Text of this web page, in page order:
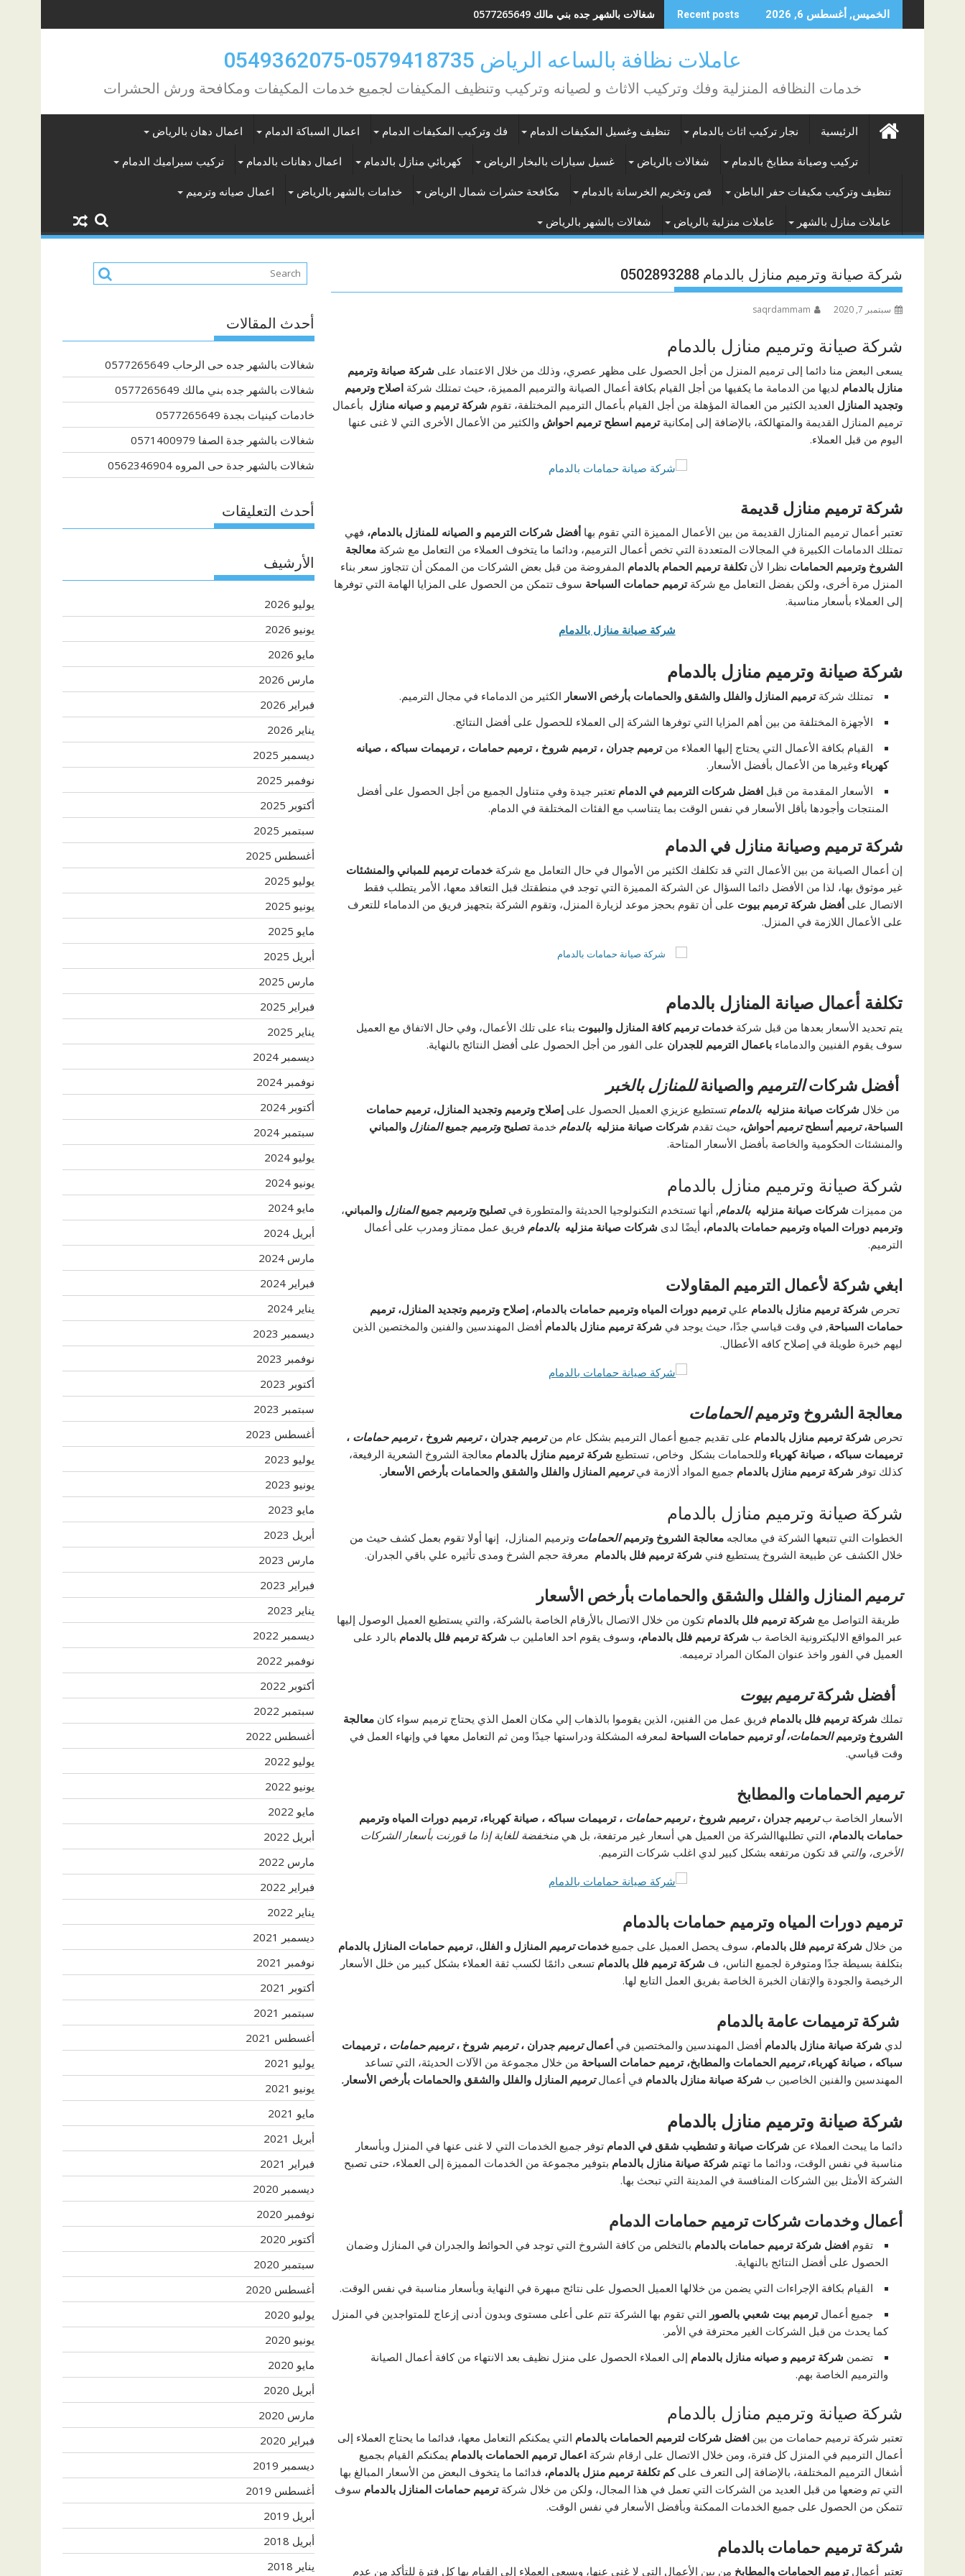
to
الخميس, أغسطس 6, 2026 Recent posts شغالات بالشهر جده بني مالك 0577265649
عاملات نظافة بالساعه الرياض 0579418735-0549362075
خدمات النظافه المنزلية وفك وتركيب الاثاث و لصيانه وتركيب وتنظيف المكيفات لجميع خدمات المكيفات ومكافحة ورش الحشرات
الرئيسية نجار تركيب اثاث بالدمام تنظيف وغسيل المكيفات الدمام فك وتركيب المكيفات الدمام اعمال السباكة الدمام اعمال دهان بالرياض
تركيب وصيانة مطابخ بالدمام شغالات بالرياض غسيل سيارات بالبخار الرياض كهربائي منازل بالدمام اعمال دهانات بالدمام تركيب سيراميك الدمام
تنظيف وتركيب مكيفات حفر الباطن قص وتخريم الخرسانة بالدمام مكافحة حشرات شمال الرياض خدامات بالشهر بالرياض اعمال صيانه وترميم
عاملات منازل بالشهر عاملات منزلية بالرياض شغالات بالشهر بالرياض
شركة صيانة وترميم منازل بالدمام 0502893288
سبتمبر 7, 2020 saqrdammam
شركة صيانة وترميم منازل بالدمام
يسعى البعض منا دائما إلى ترميم المنزل من أجل الحصول على مظهر عصري، وذلك من خلال الاعتماد على شركة صيانة وترميم
منازل بالدمام لديها من الدمامة ما يكفيها من أجل القيام بكافة أعمال الصيانة والترميم المميزة، حيث تمتلك شركة اصلاح وترميم
وتجديد المنازل العديد الكثير من العمالة المؤهلة من أجل القيام بأعمال الترميم المختلفة، تقوم شركة ترميم و صيانه منازل بأعمال
ترميم المنازل القديمة والمتهالكة، بالإضافة إلى إمكانيةترميم اسطح ترميم احواش والكثير من الأعمال الأخرى التي لا غنى عنها
اليوم من قبل العملاء.
شركة ترميم منازل قديمة
تعتبر أعمال ترميم المنازل القديمة من بين الأعمال المميزة التي تقوم بها أفضل شركات الترميم و الصيانه للمنازل بالدمام، فهي
تمتلك الدمامات الكبيرة في المجالات المتعددة التي تخص أعمال الترميم، ودائما ما يتخوف العملاء من التعامل مع شركة معالجة
الشروخ وترميم الحمامات نظرا لأنتكلفة ترميم الحمام بالدمام المفروضة من قبل بعض الشركات من الممكن أن تتجاوز سعر بناء
المنزل مرة أخرى، ولكن بفضل التعامل مع شركةترميم حمامات السباحة سوف تتمكن من الحصول على المزايا الهامة التي توفرها
إلى العملاء بأسعار مناسبة.
شركة صيانة منازل بالدمام
شركة صيانة وترميم منازل بالدمام
تمتلك شركةترميم المنازل والفلل والشقق والحمامات بأرخص الاسعار الكثير من الدماماء في مجال الترميم.
الأجهزة المختلفة من بين أهم المزايا التي توفرها الشركة إلى العملاء للحصول على أفضل النتائج.
القيام بكافة الأعمال التي يحتاج إليها العملاء منترميم جدران ، ترميم شروخ ، ترميم حمامات ، ترميمات سباكه ، صيانه
كهرباء وغيرها من الأعمال بأفضل الأسعار.
الأسعار المقدمة من قبل افضل شركات الترميم في الدمام تعتبر جيدة وفي متناول الجميع من أجل الحصول على أفضل
المنتجات وأجودها بأقل الأسعار في نفس الوقت بما يتناسب مع الفئات المختلفة في الدمام.
شركة ترميم وصيانة منازل في الدمام
إن أعمال الصيانة من بين الأعمال التي قد تكلفك الكثير من الأموال في حال التعامل مع شركة خدمات ترميم للمباني والمنشئات
غير موثوق بها، لذا من الأفضل دائما السؤال عن الشركة المميزة التي توجد في منطقتك قبل التعاقد معها، الأمر يتطلب فقط
الاتصال على أفضل شركة ترميم بيوت على أن تقوم بحجز موعد لزيارة المنزل، وتقوم الشركة بتجهيز فريق من الدماماء للتعرف
على الأعمال اللازمة في المنزل.
تكلفة أعمال صيانة المنازل بالدمام
يتم تحديد الأسعار بعدها من قبل شركة خدمات ترميم كافة المنازل والبيوت بناء على تلك الأعمال، وفي حال الاتفاق مع العميل
سوف يقوم الفنيين والدماماء باعمال الترميم للجدران على الفور من أجل الحصول على أفضل النتائج بالنهاية.
أفضل شركاتالترميم والصيانةللمنازل بالخبر
من خلال شركات صيانة منزليه بالدمام تستطيع عزيزي العميل الحصول على إصلاح وترميم وتجديد المنازل، ترميم حمامات
السباحة،ترميم أسطحترميم أحواش، حيث تقدم شركات صيانة منزليه بالدمام خدمةتصليحوترميم جميعالمنازل والمباني
والمنشئات الحكومية والخاصة بأفضل الأسعار المتاحة.
شركة صيانة وترميم منازل بالدمام
من مميزات شركات صيانة منزليه بالدمام, أنها تستخدم التكنولوجيا الحديثة والمتطورة فيتصليحوترميم جميعالمنازل والمباني،
وترميم دورات المياه وترميم حمامات بالدمام، أيضًا لدى شركات صيانة منزليه بالدمام فريق عمل ممتاز ومدرب على أعمال
الترميم.
ابغي شركة لأعمال الترميم المقاولات
تحرص شركة ترميم منازل بالدمام عليترميم دورات المياه وترميم حمامات بالدمام، إصلاح وترميم وتجديد المنازل، ترميم
حمامات السباحة, في وقت قياسي جدًا، حيث يوجد في شركة ترميم منازل بالدمام أفضل المهندسين والفنين والمختصين الذين
ليهم خبرة طويلة في إصلاح كافه الأعطال.
معالجة الشروخ وترميمالحمامات
تحرص شركة ترميم منازل بالدمام على تقديم جميع أعمال الترميم بشكل عام منترميم جدران ،ترميم شروخ ،ترميم حمامات ،
ترميمات سباكه ، صيانة كهرباء وللحمامات بشكل وخاص، تستطيع شركة ترميم منازل بالدمام معالجة الشروخ الشعرية الرفيعة،
كذلك توفر شركة ترميم منازل بالدمام جميع المواد ألازمة فيترميم المنازل والفلل والشقق والحمامات بأرخص الأسعار.
شركة صيانة وترميم منازل بالدمام
الخطوات التي تتبعها الشركة في معالجه معالجة الشروخ وترميمالحمامات وترميم المنازل، إنها أولا تقوم بعمل كشف حيث من
خلال الكشف عن طبيعة الشروخ يستطيع فني شركة ترميم فلل بالدمام معرفة حجم الشرخ ومدى تأثيره علي باقي الجدران.
ترميم المنازل والفلل والشقق والحمامات بأرخص الأسعار
طريقة التواصل مع شركة ترميم فلل بالدمام تكون من خلال الاتصال بالأرقام الخاصة بالشركة، والتي يستطيع العميل الوصول إليها
عبر المواقع الاليكترونية الخاصة ب شركة ترميم فلل بالدمام، وسوف يقوم احد العاملين ب شركة ترميم فلل بالدمام بالرد على
العميل في الفور واخذ عنوان المكان المراد ترميمه.
أفضل شركةترميم بيوت
تملك شركة ترميم فلل بالدمام فريق عمل من الفنين، الذين يقوموا بالذهاب إلي مكان العمل الذي يحتاج ترميم سواء كان معالجة
الشروخ وترميمالحمامات، أوترميم حمامات السباحة لمعرفه المشكلة ودراستها جيدًا ومن ثم التعامل معها في وإنهاء العمل في
وقت قياسي.
ترميم الحمامات والمطابخ
الأسعار الخاصة بترميم جدران ،ترميم شروخ ،ترميم حمامات ، ترميمات سباكه ، صيانة كهرباء، ترميم دورات المياه وترميم
حمامات بالدمام، التي تطلبهاالشركة من العميل هي أسعار غير مرتفعة، بل هي منخفضة للغاية إذا ما قورنت بأسعار الشركات
الأخرى، والتي قد تكون مرتفعه بشكل كبير لدي اغلب شركات الترميم.
ترميم دورات المياه وترميم حمامات بالدمام
من خلال شركة ترميم فلل بالدمام، سوف يحصل العميل على جميع خدماتترميم المنازل و الفلل،ترميم حمامات المنازل بالدمام
بتكلفة بسيطة جدًا ومتوفرة لجميع الناس، ف شركة ترميم فلل بالدمام تسعى دائمًا لكسب ثقة العملاء بشكل كبير من خلل الأسعار
الرخيصة والجودة والإتقان الخبرة الخاصة بفريق العمل التابع لها.
شركة ترميمات عامة بالدمام
لدي شركة صيانة منازل بالدمام أفضل المهندسين والمختصين في أعمال ترميم جدران ،ترميم شروخ ،ترميم حمامات ، ترميمات
سباكه ، صيانة كهرباء،ترميم الحمامات والمطابخ، ترميم حمامات السباحة من خلال مجموعة من الآلات الحديثة، التي تساعد
المهندسين والفنين الخاصين ب شركة صيانة منازل بالدمام في أعمالترميم المنازل والفلل والشقق والحمامات بأرخص الأسعار .
شركة صيانة وترميم منازل بالدمام
دائما ما يبحث العملاء عن شركات صيانة و تشطيب شقق في الدمام توفر جميع الخدمات التي لا غنى عنها في المنزل وبأسعار
مناسبة في نفس الوقت، ودائما ما تهتم شركة صيانة منازل بالدمام بتوفير مجموعة من الخدمات المميزة إلى العملاء، حتى تصبح
الشركة الأمثل بين الشركات المنافسة في المدينة التي تبحث بها.
أعمال وخدمات شركات ترميم حمامات الدمام
تقوم افضل شركة ترميم حمامات بالدمام بالتخلص من كافة الشروخ التي توجد في الحوائط والجدران في المنازل وضمان
الحصول على أفضل النتائج بالنهاية.
القيام بكافة الإجراءات التي يضمن من خلالها العميل الحصول على نتائج مبهرة في النهاية وبأسعار مناسبة في نفس الوقت.
جميع أعمالترميم بيت شعبي بالصور التي تقوم بها الشركة تتم على أعلى مستوى وبدون أدنى إزعاج للمتواجدين في المنزل
كما يحدث من قبل الشركات الغير محترفة في الأمر.
تضمن شركة ترميم و صيانه منازل بالدمام إلى العملاء الحصول على منزل نظيف بعد الانتهاء من كافة أعمال الصيانة
والترميم الخاصة بهم.
شركة صيانة وترميم منازل بالدمام
تعتبر شركة ترميم حمامات من بين افضل شركات لترميم الحمامات بالدمام التي يمكنكم التعامل معها، فدائما ما يحتاج العملاء إلى
أعمال الترميم في المنزل كل فترة، ومن خلال الاتصال على ارقام شركة اعمال ترميم الحمامات بالدمام يمكنكم القيام بجميع
أشغال الترميم المختلفة، بالإضافة إلى التعرف علىكم تكلفة ترميم منزل بالدمام، فدائما ما يتخوف البعض من الأسعار المبالغ بها
التي تم وضعها من قبل العديد من الشركات التي تعمل في هذا المجال، ولكن من خلال شركةترميم حمامات المنازل بالدمام سوف
تتمكن من الحصول على جميع الخدمات الممكنة وبأفضل الأسعار في نفس الوقت.
شركة ترميم حمامات بالدمام
تعتبر أعمالترميم الحمامات والمطابخ من بين الأعمال التي لا غنى عنها، ويسعى العملاء إلى القيام بها كل فترة للتأكد من عدم
أحدث المقالات
شغالات بالشهر جده حى الرحاب 0577265649
شغالات بالشهر جده بني مالك 0577265649
خادمات كينيات بجدة 0577265649
شغالات بالشهر جدة الصفا 0571400979
شغالات بالشهر جدة حى المروه 0562346904
أحدث التعليقات
الأرشيف
يوليو 2026
يونيو 2026
مايو 2026
مارس 2026
فبراير 2026
يناير 2026
ديسمبر 2025
نوفمبر 2025
أكتوبر 2025
سبتمبر 2025
أغسطس 2025
يوليو 2025
يونيو 2025
مايو 2025
أبريل 2025
مارس 2025
فبراير 2025
يناير 2025
ديسمبر 2024
نوفمبر 2024
أكتوبر 2024
سبتمبر 2024
يوليو 2024
يونيو 2024
مايو 2024
أبريل 2024
مارس 2024
فبراير 2024
يناير 2024
ديسمبر 2023
نوفمبر 2023
أكتوبر 2023
سبتمبر 2023
أغسطس 2023
يوليو 2023
يونيو 2023
مايو 2023
أبريل 2023
مارس 2023
فبراير 2023
يناير 2023
ديسمبر 2022
نوفمبر 2022
أكتوبر 2022
سبتمبر 2022
أغسطس 2022
يوليو 2022
يونيو 2022
مايو 2022
أبريل 2022
مارس 2022
فبراير 2022
يناير 2022
ديسمبر 2021
نوفمبر 2021
أكتوبر 2021
سبتمبر 2021
أغسطس 2021
يوليو 2021
يونيو 2021
مايو 2021
أبريل 2021
فبراير 2021
ديسمبر 2020
نوفمبر 2020
أكتوبر 2020
سبتمبر 2020
أغسطس 2020
يوليو 2020
يونيو 2020
مايو 2020
أبريل 2020
مارس 2020
فبراير 2020
ديسمبر 2019
أغسطس 2019
أبريل 2019
أبريل 2018
يناير 2018